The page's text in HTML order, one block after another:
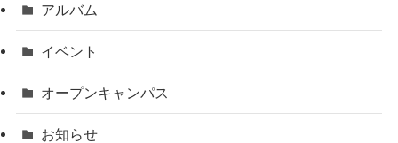
アルバム
イベント
オープンキャンパス
お知らせ